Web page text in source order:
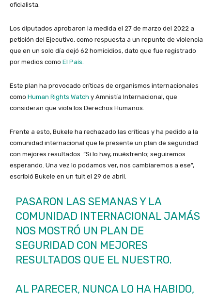
oficialista.
Los diputados aprobaron la medida el 27 de marzo del 2022 a
petición del Ejecutivo, como respuesta a un repunte de violencia
que en un solo día dejó 62 homicidios, dato que fue registrado
por medios como El País
Este plan ha provocado críticas de organismos internacionales
como Human Rights Watch y Amnistía Internacional, que
consideran que viola los Derechos Humanos.
Frente a esto, Bukele ha rechazado las críticas y ha pedido a la
comunidad internacional que le presente un plan de seguridad
con mejores resultados. “Si lo hay, muéstrenlo; seguiremos
esperando. Una vez lo podamos ver, nos cambiaremos a ese”,
escribió Bukele en un tuit el 29 de abril.
PASARON LAS SEMANAS Y LA
COMUNIDAD INTERNACIONAL JAMÁS
NOS MOSTRÓ UN PLAN DE
SEGURIDAD CON MEJORES
RESULTADOS QUE EL NUESTRO.
AL PARECER, NUNCA LO HA HABIDO,